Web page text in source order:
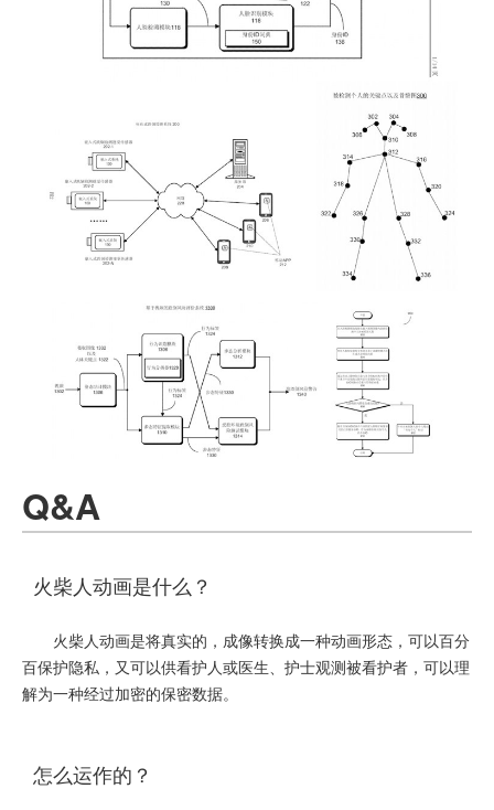
Q&A
火柴人动画是什么？
火柴人动画是将真实的，成像转换成一种动画形态，可以百分
百保护隐私，又可以供看护人或医生、护士观测被看护者，可以理
解为一种经过加密的保密数据。
怎么运作的？